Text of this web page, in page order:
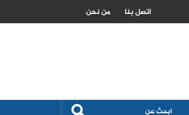
التوظيف الاميركية تهبط بعوائد سندات الخزانة وتغير
من نحن اتصل بنا